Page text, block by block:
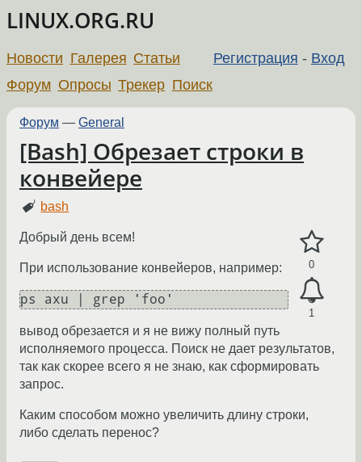
LINUX.ORG.RU
Регистрация - Вход
Новости Галерея Статьи
Форум Опросы Трекер Поиск
Форум — General
[Bash] Обрезает строки в
конвейере
bash
0
1
Добрый день всем!
При использование конвейеров, например:
ps axu | grep 'foo'
вывод обрезается и я не вижу полный путь
исполняемого процесса. Поиск не дает результатов,
так как скорее всего я не знаю, как сформировать
запрос.
Каким способом можно увеличить длину строки,
либо сделать перенос?